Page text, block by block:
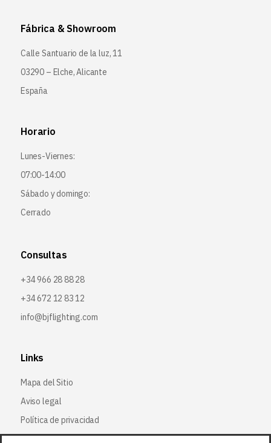
Fábrica & Showroom
Calle Santuario de la luz, 11
03290 – Elche, Alicante
España
Horario
Lunes-Viernes:
07:00-14:00
Sábado y domingo:
Cerrado
Consultas
+34 966 28 88 28
+34 672 12 83 12
info@bjflighting.com
Links
Mapa del Sitio
Aviso legal
Política de privacidad
Política de cookies